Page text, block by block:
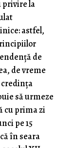
privire la
astfel,
de
de vreme
credința
să urmeze
cu prima zi
pe 15
în seara